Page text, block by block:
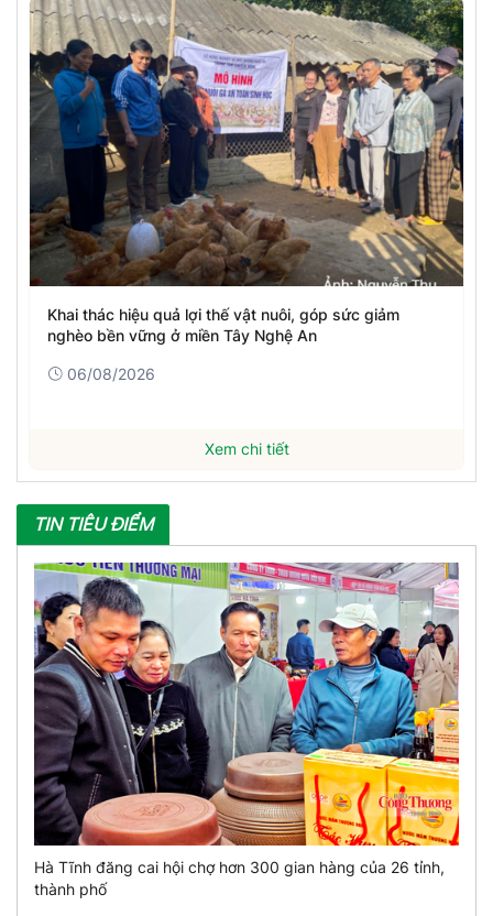
Khai thác hiệu quả lợi thế vật nuôi, góp sức giảm
nghèo bền vững ở miền Tây Nghệ An
06/08/2026
Xem chi tiết
TIN TIÊU ĐIỂM
Hà Tĩnh đăng cai hội chợ hơn 300 gian hàng của 26 tỉnh,
thành phố